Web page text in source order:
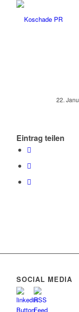
22.
Eintrag teilen
SOCIAL MEDIA